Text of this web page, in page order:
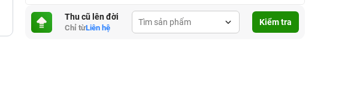
Thu cũ lên đời
Chỉ từLiên hệ
Kiểm tra